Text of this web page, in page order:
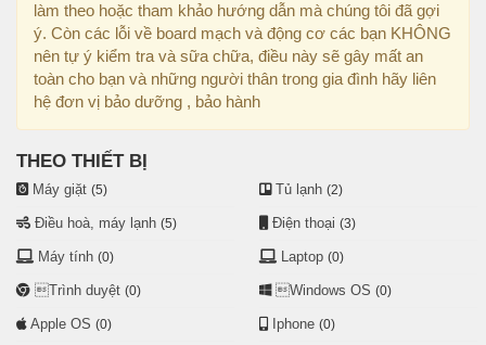
làm theo hoặc tham khảo hướng dẫn mà chúng tôi đã gợi
ý. Còn các lỗi về board mạch và động cơ các bạn KHÔNG
nên tự ý kiểm tra và sữa chữa, điều này sẽ gây mất an
toàn cho bạn và những người thân trong gia đình hãy liên
hệ đơn vị bảo dưỡng , bảo hành
THEO THIẾT BỊ
Máy giặt (5) Tủ lạnh (2)
Điều hoà, máy lạnh (5) Điện thoại (3)
Máy tính (0) Laptop (0)
Trình duyệt (0) Windows OS (0)
Apple OS (0) Iphone (0)